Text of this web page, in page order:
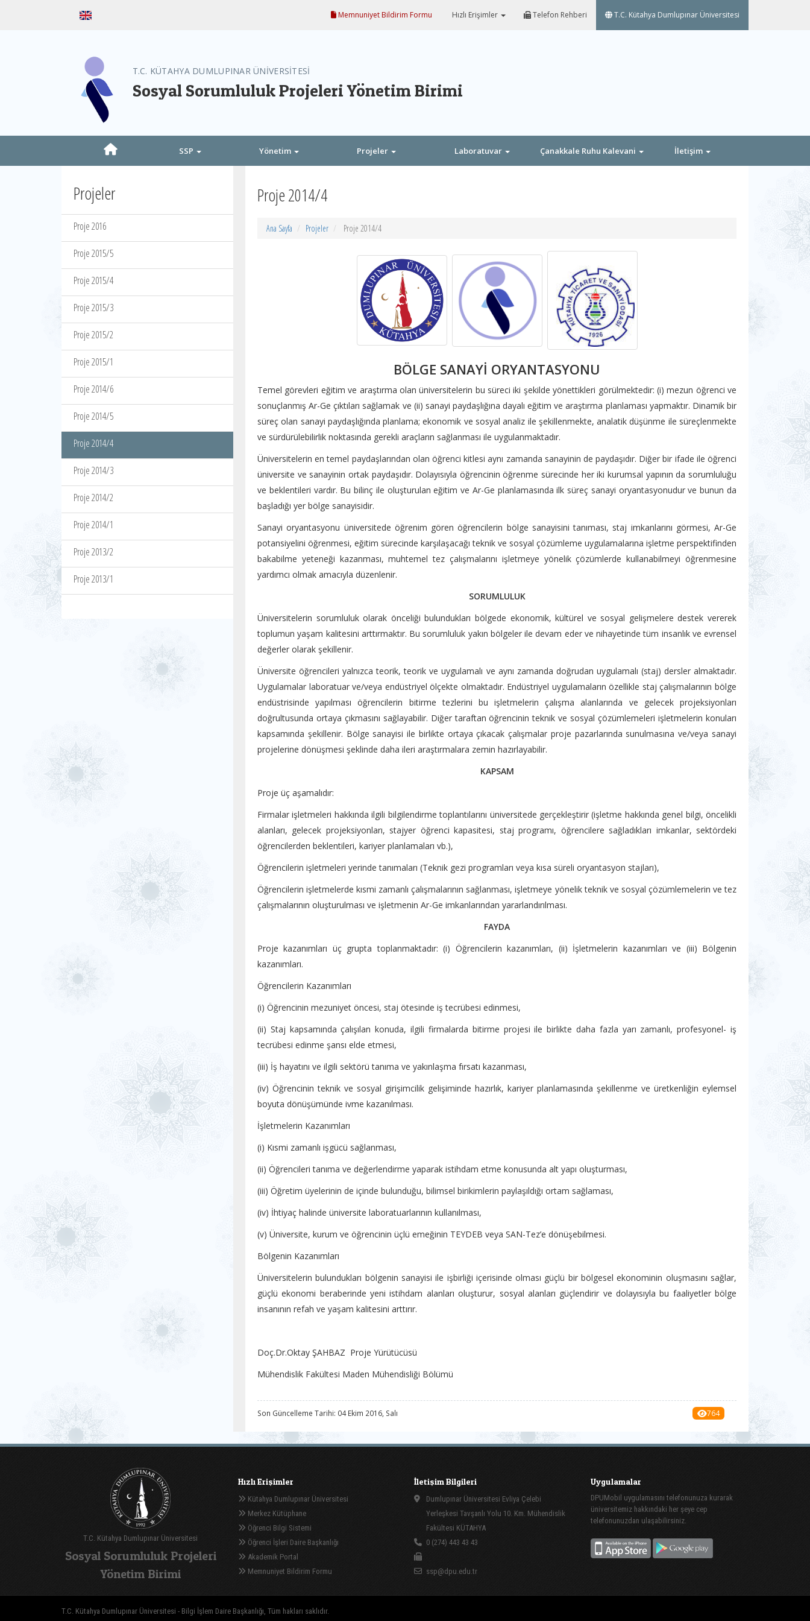
Memnuniyet Bildirim Formu Hızlı Erişimler Telefon Rehberi T.C. Kütahya Dumlupınar Üniversitesi
T.C. KÜTAHYA DUMLUPINAR ÜNİVERSİTESİ
Sosyal Sorumluluk Projeleri Yönetim Birimi
SSP Yönetim Projeler Laboratuvar Çanakkale Ruhu Kalevani İletişim
Projeler
Proje 2016
Proje 2015/5
Proje 2015/4
Proje 2015/3
Proje 2015/2
Proje 2015/1
Proje 2014/6
Proje 2014/5
Proje 2014/4
Proje 2014/3
Proje 2014/2
Proje 2014/1
Proje 2013/2
Proje 2013/1
Proje 2014/4
Ana Sayfa Projeler Proje 2014/4
BÖLGE SANAYİ ORYANTASYONU
Temel görevleri eğitim ve araştırma olan üniversitelerin bu süreci iki şekilde yönettikleri görülmektedir: (i) mezun öğrenci ve
sonuçlanmış Ar-Ge çıktıları sağlamak ve (ii) sanayi paydaşlığına dayalı eğitim ve araştırma planlaması yapmaktır. Dinamik bir
süreç olan sanayi paydaşlığında planlama; ekonomik ve sosyal analiz ile şekillenmekte, analatik düşünme ile süreçlenmekte
ve sürdürülebilirlik noktasında gerekli araçların sağlanması ile uygulanmaktadır.
Üniversitelerin en temel paydaşlarından olan öğrenci kitlesi aynı zamanda sanayinin de paydaşıdır. Diğer bir ifade ile öğrenci
üniversite ve sanayinin ortak paydaşıdır. Dolayısıyla öğrencinin öğrenme sürecinde her iki kurumsal yapının da sorumluluğu
ve beklentileri vardır. Bu bilinç ile oluşturulan eğitim ve Ar-Ge planlamasında ilk süreç sanayi oryantasyonudur ve bunun da
başladığı yer bölge sanayisidir.
Sanayi oryantasyonu üniversitede öğrenim gören öğrencilerin bölge sanayisini tanıması, staj imkanlarını görmesi, Ar-Ge
potansiyelini öğrenmesi, eğitim sürecinde karşılaşacağı teknik ve sosyal çözümleme uygulamalarına işletme perspektifinden
bakabilme yeteneği kazanması, muhtemel tez çalışmalarını işletmeye yönelik çözümlerde kullanabilmeyi öğrenmesine
yardımcı olmak amacıyla düzenlenir.
SORUMLULUK
Üniversitelerin sorumluluk olarak önceliği bulundukları bölgede ekonomik, kültürel ve sosyal gelişmelere destek vererek
toplumun yaşam kalitesini arttırmaktır. Bu sorumluluk yakın bölgeler ile devam eder ve nihayetinde tüm insanlık ve evrensel
değerler olarak şekillenir.
Üniversite öğrencileri yalnızca teorik, teorik ve uygulamalı ve aynı zamanda doğrudan uygulamalı (staj) dersler almaktadır.
Uygulamalar laboratuar ve/veya endüstriyel ölçekte olmaktadır. Endüstriyel uygulamaların özellikle staj çalışmalarının bölge
endüstrisinde yapılması öğrencilerin bitirme tezlerini bu işletmelerin çalışma alanlarında ve gelecek projeksiyonları
doğrultusunda ortaya çıkmasını sağlayabilir. Diğer taraftan öğrencinin teknik ve sosyal çözümlemeleri işletmelerin konuları
kapsamında şekillenir. Bölge sanayisi ile birlikte ortaya çıkacak çalışmalar proje pazarlarında sunulmasına ve/veya sanayi
projelerine dönüşmesi şeklinde daha ileri araştırmalara zemin hazırlayabilir.
KAPSAM
Proje üç aşamalıdır:
Firmalar işletmeleri hakkında ilgili bilgilendirme toplantılarını üniversitede gerçekleştirir (işletme hakkında genel bilgi, öncelikli
alanları, gelecek projeksiyonları, stajyer öğrenci kapasitesi, staj programı, öğrencilere sağladıkları imkanlar, sektördeki
öğrencilerden beklentileri, kariyer planlamaları vb.),
Öğrencilerin işletmeleri yerinde tanımaları (Teknik gezi programları veya kısa süreli oryantasyon stajları),
Öğrencilerin işletmelerde kısmi zamanlı çalışmalarının sağlanması, işletmeye yönelik teknik ve sosyal çözümlemelerin ve tez
çalışmalarının oluşturulması ve işletmenin Ar-Ge imkanlarından yararlandırılması.
FAYDA
Proje kazanımları üç grupta toplanmaktadır: (i) Öğrencilerin kazanımları, (ii) İşletmelerin kazanımları ve (iii) Bölgenin
kazanımları.
Öğrencilerin Kazanımları
(i) Öğrencinin mezuniyet öncesi, staj ötesinde iş tecrübesi edinmesi,
(ii) Staj kapsamında çalışılan konuda, ilgili firmalarda bitirme projesi ile birlikte daha fazla yarı zamanlı, profesyonel- iş
tecrübesi edinme şansı elde etmesi,
(iii) İş hayatını ve ilgili sektörü tanıma ve yakınlaşma fırsatı kazanması,
(iv) Öğrencinin teknik ve sosyal girişimcilik gelişiminde hazırlık, kariyer planlamasında şekillenme ve üretkenliğin eylemsel
boyuta dönüşümünde ivme kazanılması.
İşletmelerin Kazanımları
(i) Kısmi zamanlı işgücü sağlanması,
(ii) Öğrencileri tanıma ve değerlendirme yaparak istihdam etme konusunda alt yapı oluşturması,
(iii) Öğretim üyelerinin de içinde bulunduğu, bilimsel birikimlerin paylaşıldığı ortam sağlaması,
(iv) İhtiyaç halinde üniversite laboratuarlarının kullanılması,
(v) Üniversite, kurum ve öğrencinin üçlü emeğinin TEYDEB veya SAN-Tez’e dönüşebilmesi.
Bölgenin Kazanımları
Üniversitelerin bulundukları bölgenin sanayisi ile işbirliği içerisinde olması güçlü bir bölgesel ekonominin oluşmasını sağlar,
güçlü ekonomi beraberinde yeni istihdam alanları oluşturur, sosyal alanları güçlendirir ve dolayısıyla bu faaliyetler bölge
insanının refah ve yaşam kalitesini arttırır.
Doç.Dr.Oktay ŞAHBAZ Proje Yürütücüsü
Mühendislik Fakültesi Maden Mühendisliği Bölümü
Son Güncelleme Tarihi: 04 Ekim 2016, Salı 764
T.C. Kütahya Dumlupınar Üniversitesi
Sosyal Sorumluluk Projeleri
Yönetim Birimi
Hızlı Erişimler
Kütahya Dumlupınar Üniversitesi
Merkez Kütüphane
Öğrenci Bilgi Sistemi
Öğrenci İşleri Daire Başkanlığı
Akademik Portal
Memnuniyet Bildirim Formu
İletişim Bilgileri
Dumlupınar Üniversitesi Evliya Çelebi
Yerleşkesi Tavşanlı Yolu 10. Km. Mühendislik
Fakültesi KÜTAHYA
0 (274) 443 43 43
ssp@dpu.edu.tr
Uygulamalar
DPUMobil uygulamasını telefonunuza kurarak
üniversitemiz hakkındaki her şeye cep
telefonunuzdan ulaşabilirsiniz.
T.C. Kütahya Dumlupınar Üniversitesi - Bilgi İşlem Daire Başkanlığı, Tüm hakları saklıdır.